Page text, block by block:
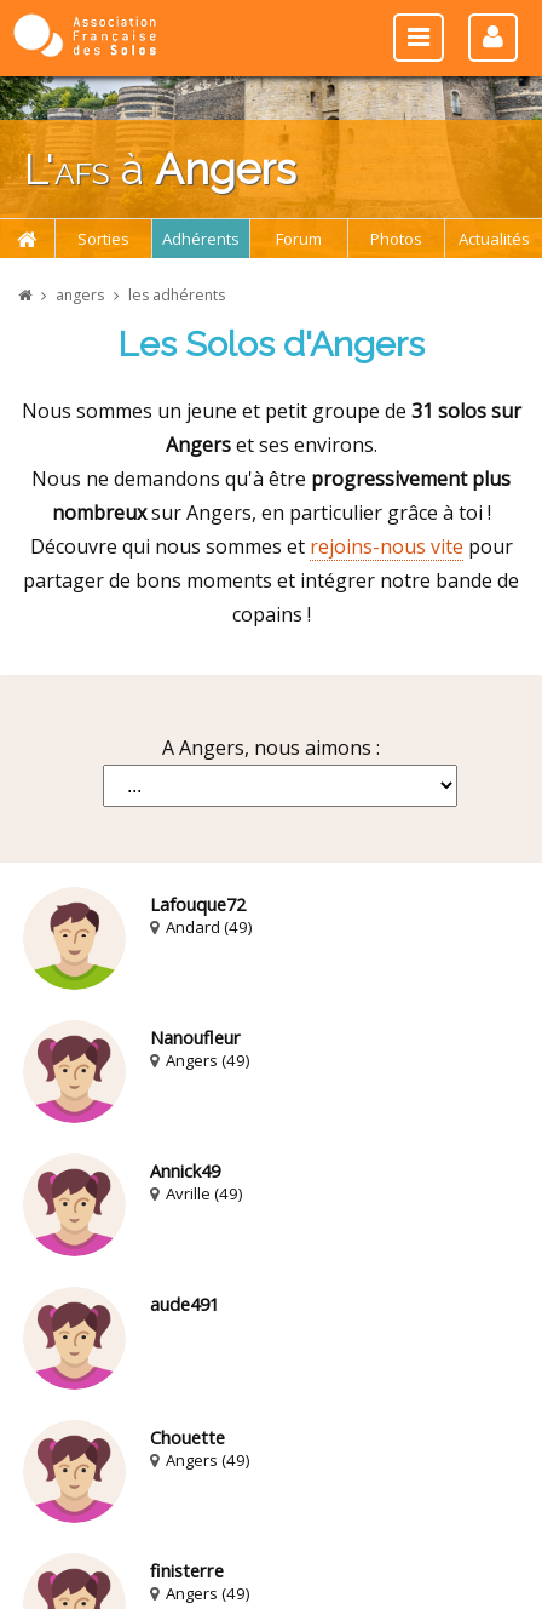
L'afsàAngers
Sorties Adhérents Forum Photos Actualités
angers les adhérents
Les Solos d'Angers
Nous sommes un jeune et petit groupe de 31 solos sur
Angerset ses environs.
Nous ne demandons qu'à être progressivement plus
nombreuxsur Angers, en particulier grâce à toi !
Découvre qui nous sommes et rejoins-nous vite pour
partager de bons moments et intégrer notre bande de
copains !
A Angers, nous aimons :
Lafouque72
Andard (49)
Nanoufleur
Angers (49)
Annick49
Avrille (49)
aude491
Chouette
Angers (49)
finisterre
Angers (49)